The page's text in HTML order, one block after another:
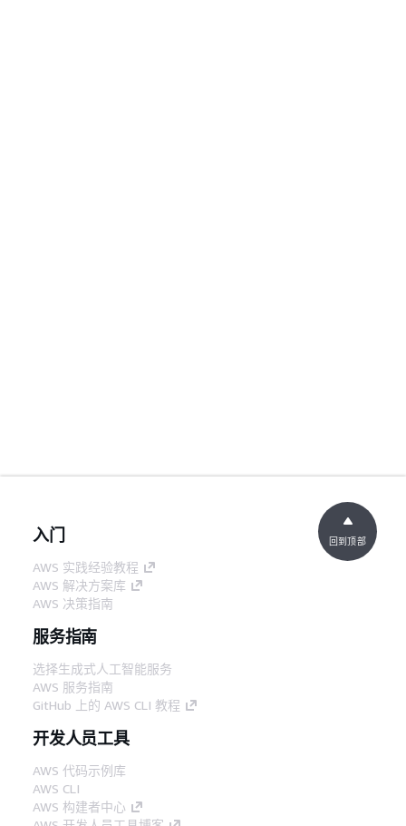
入门
AWS 实践经验教程
AWS 解决方案库
AWS 决策指南
服务指南
选择生成式人工智能服务
AWS 服务指南
GitHub 上的 AWS CLI 教程
开发人员工具
AWS 代码示例库
AWS CLI
AWS 构建者中心
回到顶部